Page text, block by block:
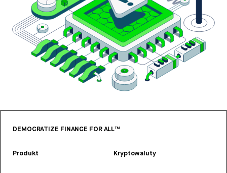
DEMOCRATIZE FINANCE FOR ALL™
Produkt Kryptowaluty